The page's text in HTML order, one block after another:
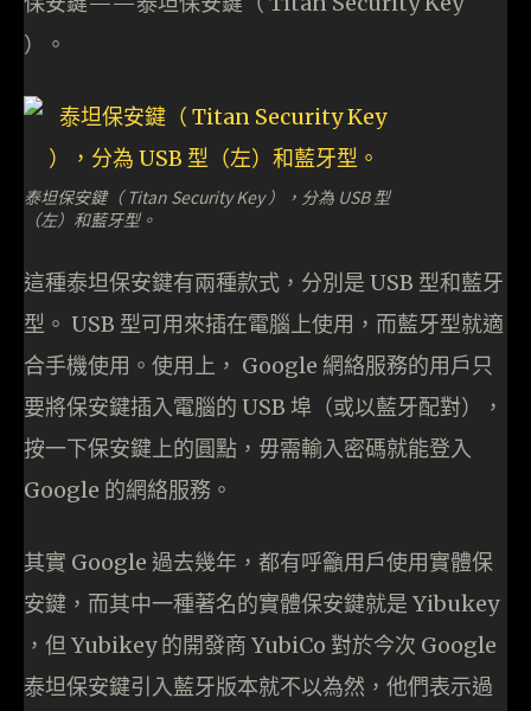
）。
泰坦保安鍵（ Titan Security Key ），分為 USB 型
（左）和藍牙型。
這種泰坦保安鍵有兩種款式，分別是 USB 型和藍牙
型。 USB 型可用來插在電腦上使用，而藍牙型就適
合手機使用。使用上， Google 網絡服務的用戶只
要將保安鍵插入電腦的 USB 埠（或以藍牙配對），
按一下保安鍵上的圓點，毋需輸入密碼就能登入
Google 的網絡服務。
其實 Google 過去幾年，都有呼籲用戶使用實體保
安鍵，而其中一種著名的實體保安鍵就是 Yibukey
，但 Yubikey 的開發商 YubiCo 對於今次 Google
泰坦保安鍵引入藍牙版本就不以為然，他們表示過